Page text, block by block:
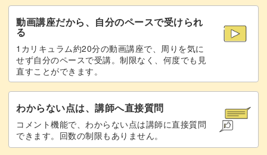
細かい部分もありますが、初心者さんにもわかりやすいよ
う丁寧に説明していますのでご安心ください。
「手編みははじめてだけど、いろんな編み方を知りたい」
という方にもぴったりな内容となっています。
また、ルームシューズは2つで1セット。
動画講座だから、自分のペースで受けられ
る
1カリキュラム約20分の動画講座で、周りを気に
せず自分のペースで受講。制限なく、何度でも見
直すことができます。
わからない点は、講師へ直接質問
コメント機能で、わからない点は講師に直接質問
できます。回数の制限もありません。